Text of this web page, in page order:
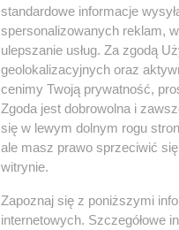
standardowe informacje
spersonalizowanych reklam,
ulepszanie usług. Za zgodą
geolokalizacyjnych oraz
cenimy Twoją prywatność,
Zgoda jest dobrowolna i
się w lewym dolnym rogu
ale masz prawo sprzeciwić
witrynie.
Zapoznaj się z poniższymi
internetowych. Szczegółowe